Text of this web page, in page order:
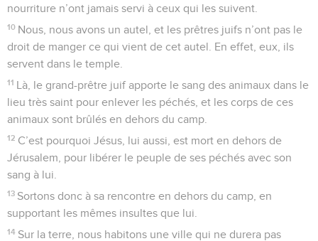
nourriture n’ont jamais servi à ceux qui les suivent.
10 Nous, nous avons un autel, et les prêtres juifs n’ont pas le
droit de manger ce qui vient de cet autel. En effet, eux, ils
servent dans le temple.
11 Là, le grand-prêtre juif apporte le sang des animaux dans le
lieu très saint pour enlever les péchés, et les corps de ces
animaux sont brûlés en dehors du camp.
12 C’est pourquoi Jésus, lui aussi, est mort en dehors de
Jérusalem, pour libérer le peuple de ses péchés avec son
sang à lui.
13 Sortons donc à sa rencontre en dehors du camp, en
supportant les mêmes insultes que lui.
14 Sur la terre, nous habitons une ville qui ne durera pas